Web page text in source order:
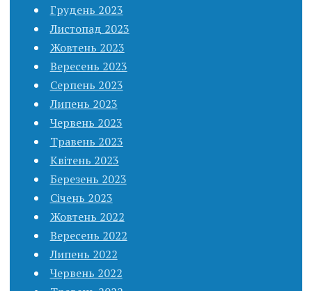
Грудень 2023
Листопад 2023
Жовтень 2023
Вересень 2023
Серпень 2023
Липень 2023
Червень 2023
Травень 2023
Квітень 2023
Березень 2023
Січень 2023
Жовтень 2022
Вересень 2022
Липень 2022
Червень 2022